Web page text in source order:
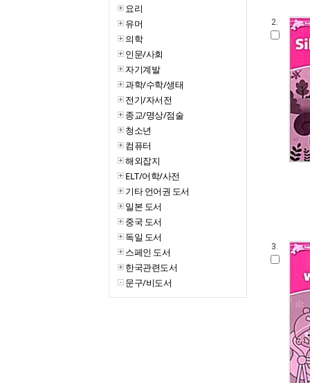
요리
유머
의학
인문/사회
자기계발
과학/수학/생태
전기/자서전
종교/명상/점술
청소년
컴퓨터
해외잡지
ELT/어학/사전
기타 언어권 도서
일본 도서
중국 도서
독일 도서
스페인 도서
한국관련도서
문구/비도서
2.
3.